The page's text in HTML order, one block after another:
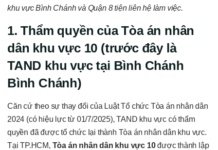
khu vực Bình Chánh và Quận 8 tiện liên hệ làm việc.
1. Thẩm quyền của Tòa án nhân
dân khu vực 10 (trước đây là
TAND khu vực tại Bình Chánh
Bình Chánh)
Căn cứ theo sự thay đổi của Luật Tổ chức Tòa án nhân dân
2024 (có hiệu lực từ 01/7/2025), TAND khu vực có thẩm
quyền đã được tổ chức lại thành Tòa án nhân dân khu vực.
Tại TP.HCM, Tòa án nhân dân khu vực 10được thành lập